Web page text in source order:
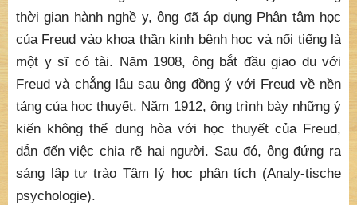
thời gian hành nghề y, ông đã áp dụng Phân tâm học
của Freud vào khoa thần kinh bệnh học và nổi tiếng là
một y sĩ có tài. Năm 1908, ông bắt đầu giao du với
Freud và chẳng lâu sau ông đồng ý với Freud về nền
tảng của học thuyết. Năm 1912, ông trình bày những ý
kiến không thể dung hòa với học thuyết của Freud,
dẫn đến việc chia rẽ hai người. Sau đó, ông đứng ra
sáng lập tư trào Tâm lý học phân tích (Analy-tische
psychologie).